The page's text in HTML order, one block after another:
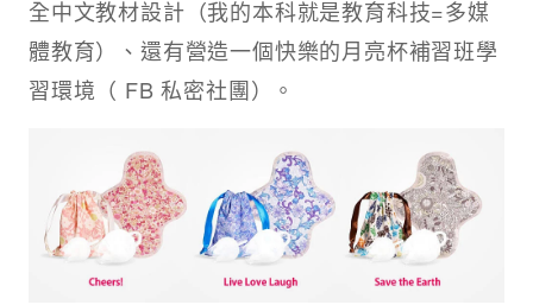
全中文教材設計（我的本科就是教育科技=多媒
體教育）、還有營造一個快樂的月亮杯補習班學
習環境（ FB 私密社團）。